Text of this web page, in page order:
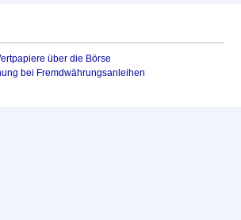
über die Börse
bei Fremdwährungsanleihen